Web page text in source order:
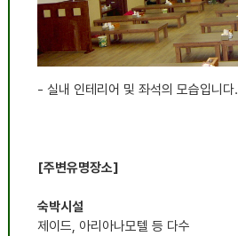
- 실내 인테리어 및 좌석의 모습입니다.
[주변유명장소]
숙박시설
제이드, 아리아나모텔 등 다수